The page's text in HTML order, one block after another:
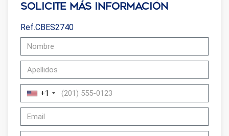
Solicite más información
Ref.CBES2740
+1